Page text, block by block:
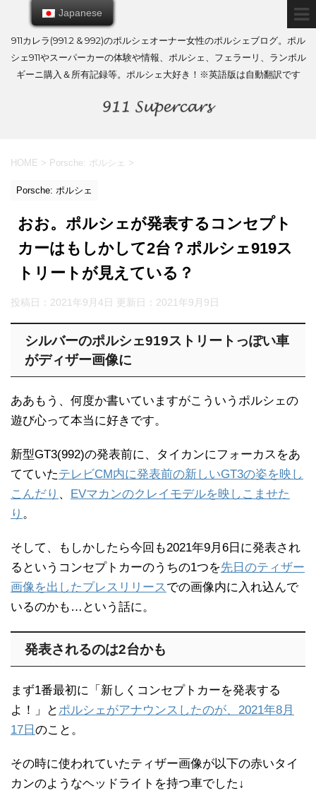
911カレラ(991.2 & 992)のポルシェオーナー女性のポルシェブログ。ポル
シェ911やスーパーカーの体験や情報、ポルシェ、フェラーリ、ランボル
ギーニ購入＆所有記録等。ポルシェ大好き！※英語版は自動翻訳です
HOME > Porsche: ポルシェ >
Porsche: ポルシェ
おお。ポルシェが発表するコンセプト
カーはもしかして2台？ポルシェ919ス
トリートが見えている？
投稿日：2021年9月4日 更新日： 2021年9月9日
シルバーのポルシェ919ストリートっぽい車
がディザー画像に
ああもう、何度か書いていますがこういうポルシェの
遊び心って本当に好きです。
新型GT3(992)の発表前に、タイカンにフォーカスをあ
てていたテレビCM内に発表前の新しいGT3の姿を映し
こんだり 、 EVマカンのクレイモデルを映しこませた
り 。
そして、もしかしたら今回も2021年9月6日に発表され
るというコンセプトカーのうちの1つを先日のティザー
画像を出したプレスリリースでの画像内に入れ込んで
いるのかも…という話に。
発表されるのは2台かも
まず1番最初に「新しくコンセプトカーを発表する
よ！」とポルシェがアナウンスしたのが、2021年8月
17日 のこと。
その時に使われていたティザー画像が以下の赤いタイ
カンのようなヘッドライトを持つ車でした↓
Japanese
Japanese